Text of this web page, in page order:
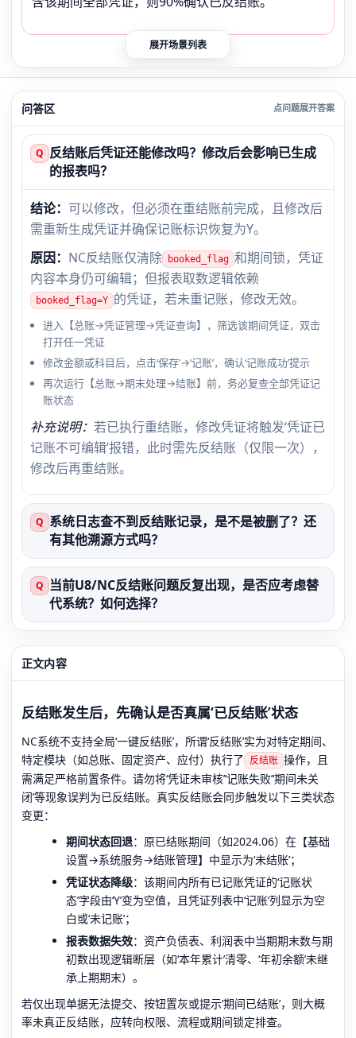
展开场景列表
问答区
Q 反结账后凭证还能修改吗？修改后会影响已生成
的报表吗？
结论： 可以修改，但必须在重结账前完成，且修改后
需重新生成凭证并确保记账标识恢复为Y。
原因： NC反结账仅清除 booked_flag 和期间锁，凭证
内容本身仍可编辑；但报表取数逻辑依赖
booked_flag=Y 的凭证，若未重记账，修改无效。
进入【总账→凭证管理→凭证查询】，筛选该期间凭证，双击
打开任一凭证
修改金额或科目后，点击‘保存’→‘记账’，确认‘记账成功’提示
再次运行【总账→期末处理→结账】前，务必复查全部凭证记
账状态
补充说明： 若已执行重结账，修改凭证将触发‘凭证已
记账不可编辑’报错，此时需先反结账（仅限一次），
修改后再重结账。
Q 系统日志查不到反结账记录，是不是被删了？还
有其他溯源方式吗？
Q 当前U8/NC反结账问题反复出现，是否应考虑替
代系统？如何选择？
正文内容
反结账发生后，先确认是否真属‘已反结账’状态
NC系统不支持全局‘一键反结账’，所谓‘反结账’实为对特定期间、
特定模块（如总账、固定资产、应付）执行了
反结账 操作，且
需满足严格前置条件。请勿将‘凭证未审核’‘记账失败’‘期间未关
闭’等现象误判为已反结账。真实反结账会同步触发以下三类状态
变更：
期间状态回退：原已结账期间（如2024.06）在【基础
设置→系统服务→结账管理】中显示为‘未结账’；
凭证状态降级：该期间内所有已记账凭证的‘记账状
态’字段由‘Y’变为空值，且凭证列表中‘记账’列显示为空
白或‘未记账’；
报表数据失效：资产负债表、利润表中当期期末数与期
初数出现逻辑断层（如‘本年累计’清零、‘年初余额’未继
承上期期末）。
若仅出现单据无法提交、按钮置灰或提示‘期间已结账’，则大概
率未真正反结账，应转向权限、流程或期间锁定排查。